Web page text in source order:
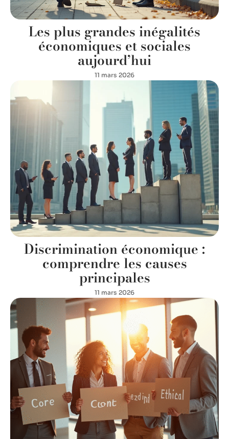
Les plus grandes inégalités
économiques et sociales
aujourd’hui
11 mars 2026
Discrimination économique :
comprendre les causes
principales
11 mars 2026